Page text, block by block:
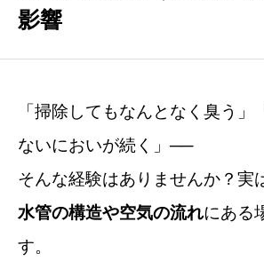
FAQ
YOUTUBE
BLOG
CONTACT
影響
「掃除してもなんとなく臭う」
ないにおいが続く」──
そんな経験はありませんか？実
水管の構造や空気の流れにある
す。